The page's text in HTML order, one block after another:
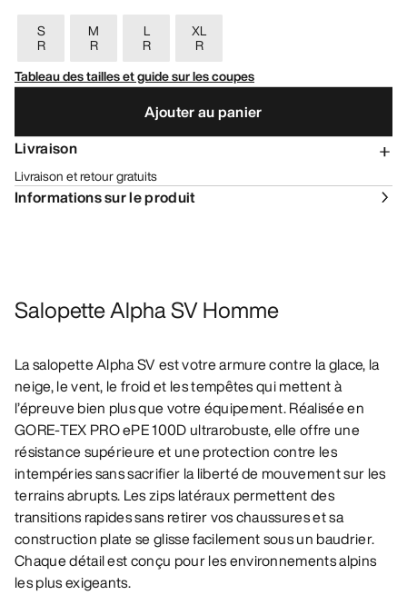
S
R
M
R
L
R
XL
R
Tableau des tailles et guide sur les coupes
Ajouter au panier
Livraison
Livraison et retour gratuits
Informations sur le produit
Salopette Alpha SV Homme
La salopette Alpha SV est votre armure contre la glace, la
neige, le vent, le froid et les tempêtes qui mettent à
l’épreuve bien plus que votre équipement. Réalisée en
GORE-TEX PRO ePE 100D ultrarobuste, elle offre une
résistance supérieure et une protection contre les
intempéries sans sacrifier la liberté de mouvement sur les
terrains abrupts. Les zips latéraux permettent des
transitions rapides sans retirer vos chaussures et sa
construction plate se glisse facilement sous un baudrier.
Chaque détail est conçu pour les environnements alpins
les plus exigeants.